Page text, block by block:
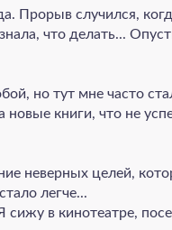
Прорыв случился,
что делать...
но тут мне часто
новые книги, что не
неверных целей,
легче...
сижу в кинотеатре,